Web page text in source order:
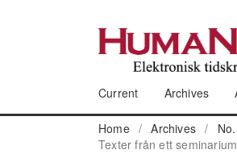
Current Archives
Home / Archives /
Texter från ett